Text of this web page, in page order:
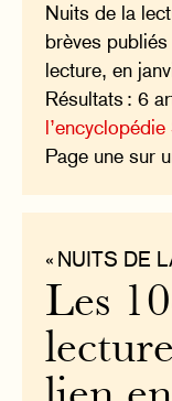
Nuits de la
brèves
lecture, en
Résultats : 6
Page une sur
« NUITS DE
Les